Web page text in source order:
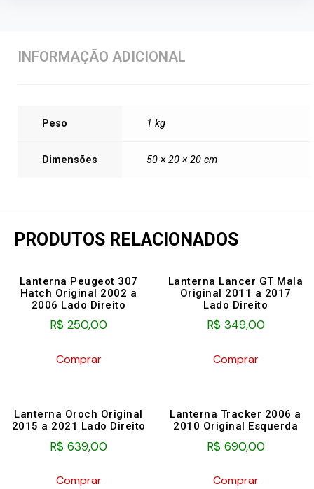
INFORMAÇÃO ADICIONAL
Peso 1 kg
Dimensões 50 × 20 × 20 cm
PRODUTOS RELACIONADOS
Lanterna Peugeot 307
Hatch Original 2002 a
2006 Lado Direito
R$ 250,00
Comprar
Lanterna Lancer GT Mala
Original 2011 a 2017
Lado Direito
R$349,00
Comprar
Lanterna Oroch Original
2015 a 2021 Lado Direito
R$ 639,00
Comprar
Lanterna Tracker 2006 a
2010 Original Esquerda
R$690,00
Comprar